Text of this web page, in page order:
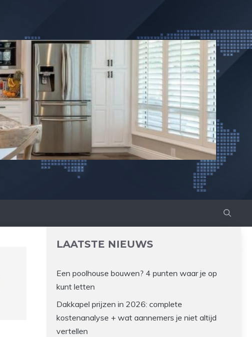
LAATSTE NIEUWS
Een poolhouse bouwen? 4 punten waar je op
kunt letten
Dakkapel prijzen in 2026: complete
kostenanalyse + wat aannemers je niet altijd
vertellen